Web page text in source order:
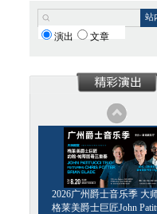
站
演出 文章
2026广州爵士音乐季 大
格莱美爵士巨匠John